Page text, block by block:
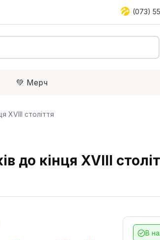
(073)
💚 Мерч
XVIII століття
до кінця XVIII
В